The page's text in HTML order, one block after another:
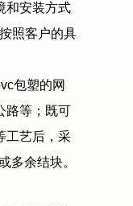
和安装方式
照客户的具
包塑的网
路等；既可
工艺后，采
多余结块。